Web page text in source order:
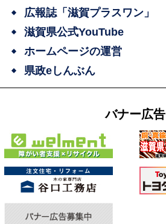
広報誌「滋賀プラスワン」
滋賀県公式YouTube
ホームページの運営
県政eしんぶん
バナー広告